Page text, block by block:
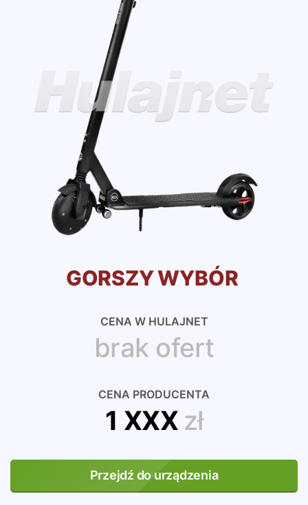
GORSZY WYBÓR
CENA W HULAJNET
brak ofert
CENA PRODUCENTA
1 XXX zł
Przejdź do urządzenia